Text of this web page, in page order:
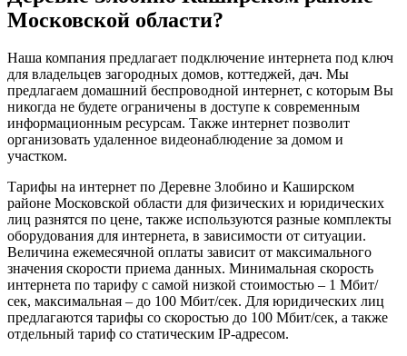
Московской области?
Наша компания предлагает подключение интернета под ключ
для владельцев загородных домов, коттеджей, дач. Мы
предлагаем домашний беспроводной интернет, с которым Вы
никогда не будете ограничены в доступе к современным
информационным ресурсам. Также интернет позволит
организовать удаленное видеонаблюдение за домом и
участком.
Тарифы на интернет по Деревне Злобино и Каширском
районе Московской области для физических и юридических
лиц разнятся по цене, также используются разные комплекты
оборудования для интернета, в зависимости от ситуации.
Величина ежемесячной оплаты зависит от максимального
значения скорости приема данных. Минимальная скорость
интернета по тарифу с самой низкой стоимостью – 1 Мбит/
сек, максимальная – до 100 Мбит/сек. Для юридических лиц
предлагаются тарифы со скоростью до 100 Мбит/сек, а также
отдельный тариф со статическим IP-адресом.